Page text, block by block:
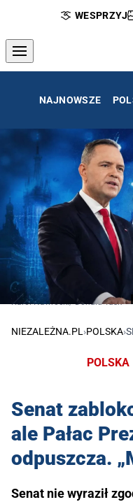
WESPRZYJ
NAJNOWSZE
Karol Nawrocki/ Donald Tusk
NIEZALEŻNA.PL ›POLSKA›
POLSKA
Senat
ale Pałac
odpuszcza.
Senat nie wyraził